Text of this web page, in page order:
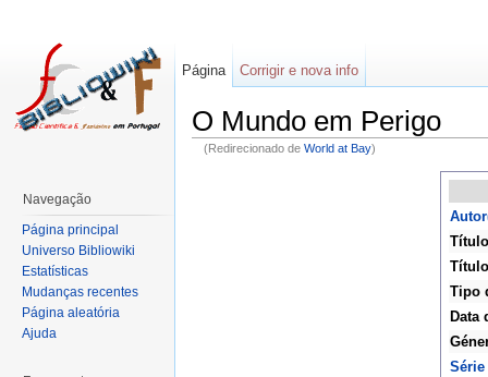
O Mundo em Perigo
(Redirecionado de World at Bay)
Tipo
Data
Série
Página Corrigir e nova info
Navegação
Página principal
Universo Bibliowiki
Estatísticas
Mudanças recentes
Página aleatória
Ajuda